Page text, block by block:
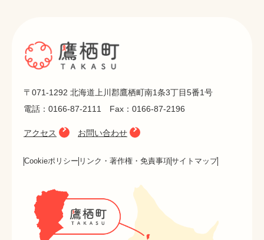
〒071-1292 北海道上川郡鷹栖町南1条3丁目5番1号
電話：0166-87-2111 Fax：0166-87-2196
アクセス お問い合わせ
Cookieポリシー リンク・著作権・免責事項サイトマップ